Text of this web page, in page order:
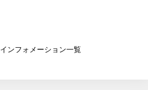
インフォメーション一覧